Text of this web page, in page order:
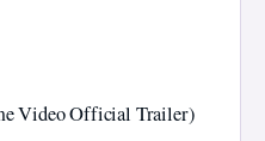
Video Official Trailer)